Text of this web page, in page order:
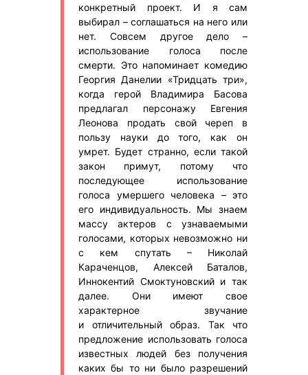
конкретный проект. И я сам
выбирал – соглашаться на него или
нет. Совсем другое дело –
использование голоса после
смерти. Это напоминает комедию
Георгия Данелии «Тридцать три»,
когда герой Владимира Басова
предлагал персонажу Евгения
Леонова продать свой череп в
пользу науки до того, как он
умрет. Будет странно, если такой
закон примут, потому что
последующее использование
голоса умершего человека – это
его индивидуальность. Мы знаем
массу актеров с узнаваемыми
голосами, которых невозможно ни
с кем спутать – Николай
Караченцов, Алексей Баталов,
Иннокентий Смоктуновский и так
далее. Они имеют свое
характерное звучание
и отличительный образ. Так что
предложение использовать голоса
известных людей без получения
каких бы то ни было разрешений